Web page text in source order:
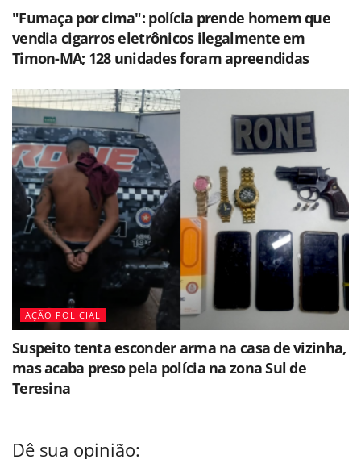
"Fumaça por cima": polícia prende homem que
vendia cigarros eletrônicos ilegalmente em
Timon-MA; 128 unidades foram apreendidas
AÇÃO POLICIAL
Suspeito tenta esconder arma na casa de vizinha,
mas acaba preso pela polícia na zona Sul de
Teresina
Dê sua opinião: